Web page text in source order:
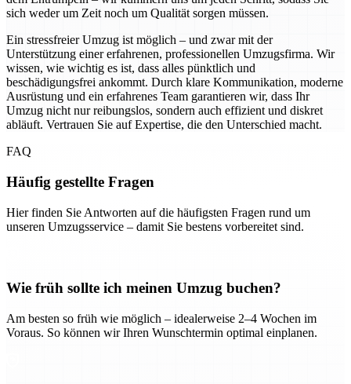
sich weder um Zeit noch um Qualität sorgen müssen.
Ein stressfreier Umzug ist möglich – und zwar mit der
Unterstützung einer erfahrenen, professionellen Umzugsfirma. Wir
wissen, wie wichtig es ist, dass alles pünktlich und
beschädigungsfrei ankommt. Durch klare Kommunikation, moderne
Ausrüstung und ein erfahrenes Team garantieren wir, dass Ihr
Umzug nicht nur reibungslos, sondern auch effizient und diskret
abläuft. Vertrauen Sie auf Expertise, die den Unterschied macht.
FAQ
Häufig gestellte Fragen
Hier finden Sie Antworten auf die häufigsten Fragen rund um
unseren Umzugsservice – damit Sie bestens vorbereitet sind.
Wie früh sollte ich meinen Umzug buchen?
Am besten so früh wie möglich – idealerweise 2–4 Wochen im
Voraus. So können wir Ihren Wunschtermin optimal einplanen.